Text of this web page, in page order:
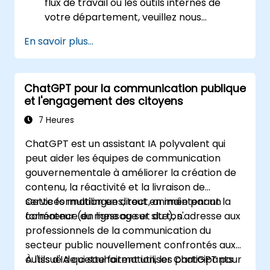
votre département, veuillez nous
En savoir plus...
ChatGPT pour la communication publique
et l'engagement des citoyens
7 Heures
ChatGPT est un assistant IA polyvalent qui
peut aider les équipes de communication
gouvernementale à améliorer la création de
contenu, la réactivité et la livraison de
services multilingues, tout en maintenant la
cohérence du message et du ton.
Cette formation en direct, animée par un
formateur (en ligne ou sur site), s'adresse aux
professionnels de la communication du
secteur public nouvellement confrontés aux
outils d'IA qui souhaitent utiliser ChatGPT pour
À l'issue de cette formation, les participants